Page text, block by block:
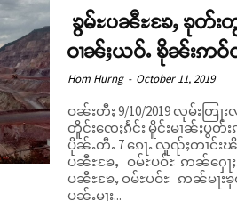
ၶွမ်ႊပၼီႊၶႄႇ ၶုတ်း
ဝၢၼ်ႈယဝ်ႉ ၶိုၼ်းဢဝ်
Hom Hurng - October 11, 2019
ဝၼ်းတီႈ 9/10/2019 လုမ်းတြ
တိူင်းၸေႈၵႅင်း မိူင်းမၢၼ်ႈပွတ်
ပိုၼ်ႉတီႉ 7 ၵေႃႉ လူၺ်ႈတၢင်း
ပၼီႊၶႄႇ ဝမ်ႊပဝ်ႊ ဢၼ်ႁေႃႈၵႃးၽႃႇ
ပၼီႊၶႄႇ ဝမ်ႊပဝ်ႊ ဢၼ်မႃ
ပူၼ်ႉမႃး...